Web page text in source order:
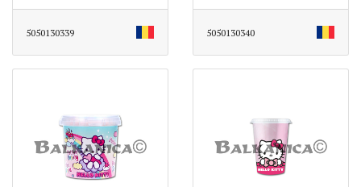
5050130339 5050130340